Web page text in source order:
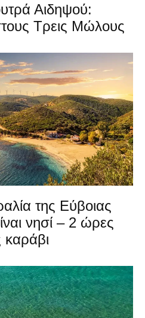
Αιδηψού:
Τρεις Μώλους
της Εύβοιας
νησί – 2 ώρες